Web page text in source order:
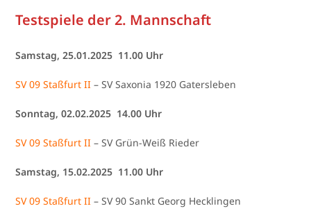
Testspiele der 2. Mannschaft
Samstag, 25.01.2025 11.00 Uhr
SV 09 Staßfurt II – SV Saxonia 1920 Gatersleben
Sonntag, 02.02.2025 14.00 Uhr
SV 09 Staßfurt II – SV Grün-Weiß Rieder
Samstag, 15.02.2025 11.00 Uhr
SV 09 Staßfurt II – SV 90 Sankt Georg Hecklingen